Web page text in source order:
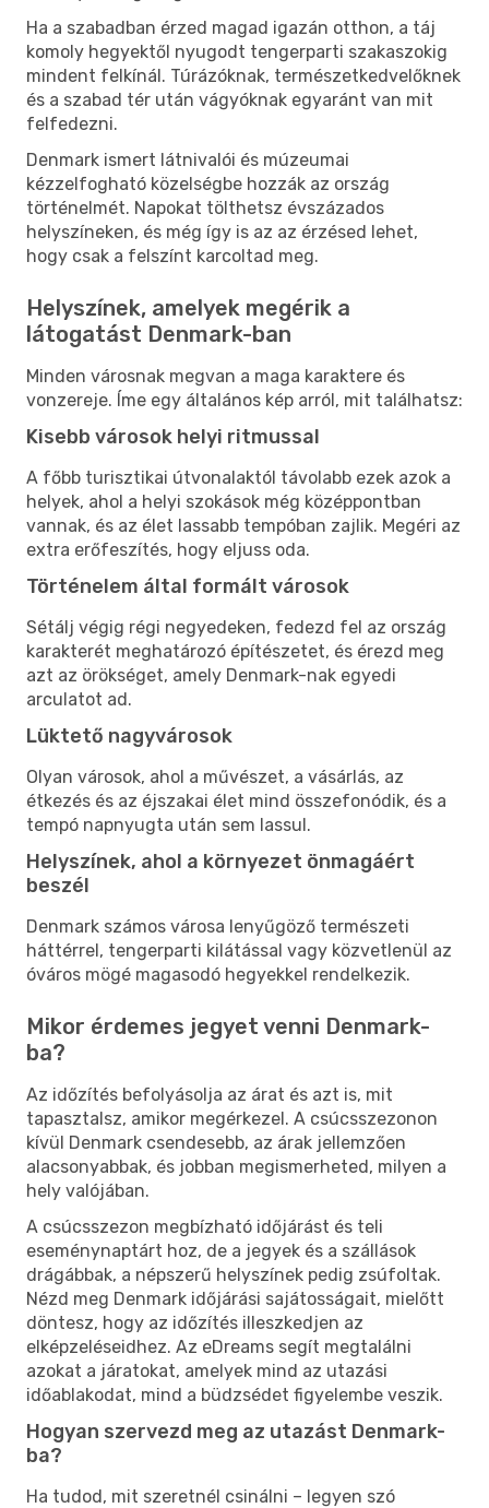
Ha a szabadban érzed magad igazán otthon, a táj
komoly hegyektől nyugodt tengerparti szakaszokig
mindent felkínál. Túrázóknak, természetkedvelőknek
és a szabad tér után vágyóknak egyaránt van mit
felfedezni.
Denmark ismert látnivalói és múzeumai
kézzelfogható közelségbe hozzák az ország
történelmét. Napokat tölthetsz évszázados
helyszíneken, és még így is az az érzésed lehet,
hogy csak a felszínt karcoltad meg.
Helyszínek, amelyek megérik a
látogatást Denmark-ban
Minden városnak megvan a maga karaktere és
vonzereje. Íme egy általános kép arról, mit találhatsz:
Kisebb városok helyi ritmussal
A főbb turisztikai útvonalaktól távolabb ezek azok a
helyek, ahol a helyi szokások még középpontban
vannak, és az élet lassabb tempóban zajlik. Megéri az
extra erőfeszítés, hogy eljuss oda.
Történelem által formált városok
Sétálj végig régi negyedeken, fedezd fel az ország
karakterét meghatározó építészetet, és érezd meg
azt az örökséget, amely Denmark-nak egyedi
arculatot ad.
Lüktető nagyvárosok
Olyan városok, ahol a művészet, a vásárlás, az
étkezés és az éjszakai élet mind összefonódik, és a
tempó napnyugta után sem lassul.
Helyszínek, ahol a környezet önmagáért
beszél
Denmark számos városa lenyűgöző természeti
háttérrel, tengerparti kilátással vagy közvetlenül az
óváros mögé magasodó hegyekkel rendelkezik.
Mikor érdemes jegyet venni Denmark-
ba?
Az időzítés befolyásolja az árat és azt is, mit
tapasztalsz, amikor megérkezel. A csúcsszezonon
kívül Denmark csendesebb, az árak jellemzően
alacsonyabbak, és jobban megismerheted, milyen a
hely valójában.
A csúcsszezon megbízható időjárást és teli
eseménynaptárt hoz, de a jegyek és a szállások
drágábbak, a népszerű helyszínek pedig zsúfoltak.
Nézd meg Denmark időjárási sajátosságait, mielőtt
döntesz, hogy az időzítés illeszkedjen az
elképzeléseidhez. Az eDreams segít megtalálni
azokat a járatokat, amelyek mind az utazási
időablakodat, mind a büdzsédet figyelembe veszik.
Hogyan szervezd meg az utazást Denmark-
ba?
Ha tudod, mit szeretnél csinálni – legyen szó